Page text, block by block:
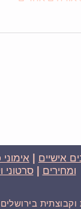
אישיים
ומחירים |סרטוני
בירושלים